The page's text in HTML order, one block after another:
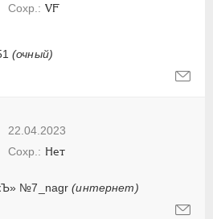
(очный)
VF
22.04.2023
№7_nagr(интернет)
Нет